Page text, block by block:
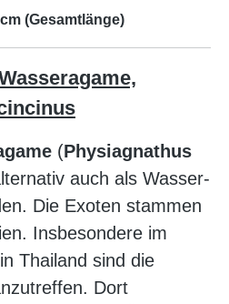
(Gesamtlänge)
(Physiagnathus
auch als Wasser-
Die Exoten stammen
Insbesondere im
Thailand sind die
Dort